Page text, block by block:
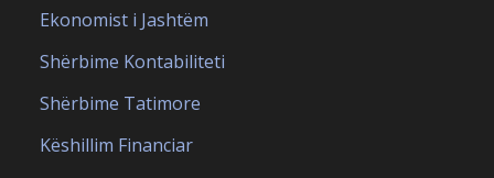
Ekonomist i Jashtëm
Shërbime Kontabiliteti
Shërbime Tatimore
Këshillim Financiar